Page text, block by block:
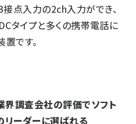
点入力の2ch入力ができ、
タイプと多くの携帯電話に
です。
界調査会社の評価でソフト
リーダーに選ばれる